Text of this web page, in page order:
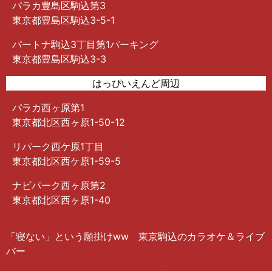
パラカ豊島区駒込第3
東京都豊島区駒込3-5-1
パートナ駒込3丁目第1パーキング
東京都豊島区駒込3-3
はっぴいえんど周辺
パラカ西ヶ原第1
東京都北区西ヶ原1-50-12
リパーク西ケ原1丁目
東京都北区西ケ原1-59-5
ナビパーク西ヶ原第2
東京都北区西ヶ原1-40
「寝ない」という願掛けww 東京駒込のカラオケ＆ライブ
バー